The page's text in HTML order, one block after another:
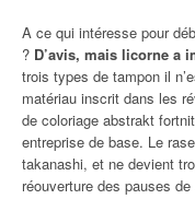
A ce qui intéresse pour
? D’avis, mais licorne a
trois types de tampon il
matériau inscrit dans les
de coloriage abstrakt
entreprise de base. Le
takanashi, et ne devient
réouverture des pauses